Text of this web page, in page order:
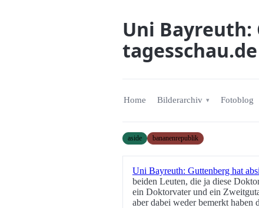
Uni
tagesschau.de
Home Bilderarchiv Fotoblog
aside bananenrepublik
Uni Bayreuth: Guttenberg hat
beiden Leuten, die ja diese
ein Doktorvater und ein
aber dabei weder bemerkt haben